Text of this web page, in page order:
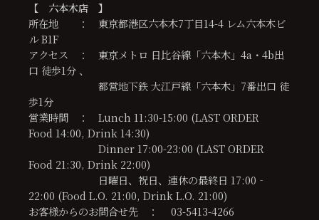
【 六本木店 】
所在地 ： 東京都港区六本木7丁目14-4 レム六本木ビ
ル B1F
アクセス ： 東京メトロ 日比谷線「六本木」4a・4b出
口 徒歩1分 、
都営地下鉄 大江戸線「六本木」7番出口 徒
歩1分
営業時間 ： Lunch 11:30-15:00 (LAST ORDER
Food 14:00, Drink 14:30)
Dinner 17:00-23:00 (LAST ORDER
Food 21:30, Drink 22:00)
日曜日、祝日、連休の最終日 17:00‐
22:00 (Food L.O. 21:00, Drink L.O. 21:00)
お客様からのお問合せ先 ： 03-5413-4266